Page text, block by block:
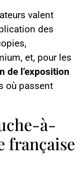
valent
des
et, pour les
de l’exposition
où passent
à-
française